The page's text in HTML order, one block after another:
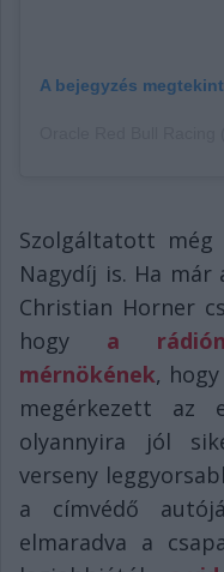
A bejegyzés
Szolgáltatott
Nagydíj is. Ha
Christian Horner
hogy a
mérnökének,
megérkezett az
olyannyira jól
verseny
a címvédő
elmaradva a